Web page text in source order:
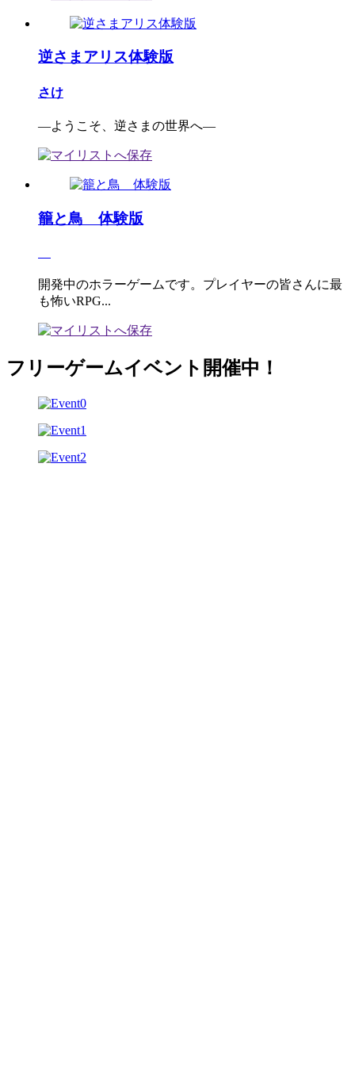
逆さまアリス体験版
さけ
―ようこそ、逆さまの世界へ―
籠と鳥 体験版
開発中のホラーゲームです。プレイヤーの皆さんに最
も怖いRPG...
フリーゲームイベント開催中！